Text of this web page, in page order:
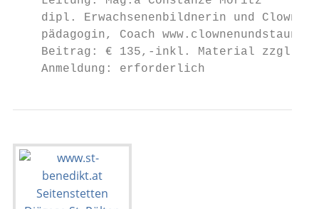
dipl. Erwachsenenbildnerin und
pädagogin, Coach
Beitrag: € 135,-inkl. Material zzgl.
Anmeldung: erforderlich